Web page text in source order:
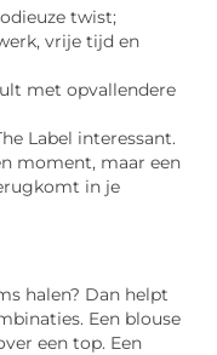
twist;
vrije tijd en
met opvallendere
Label interessant.
moment, maar een
in je
halen? Dan helpt
Een blouse
een top. Een